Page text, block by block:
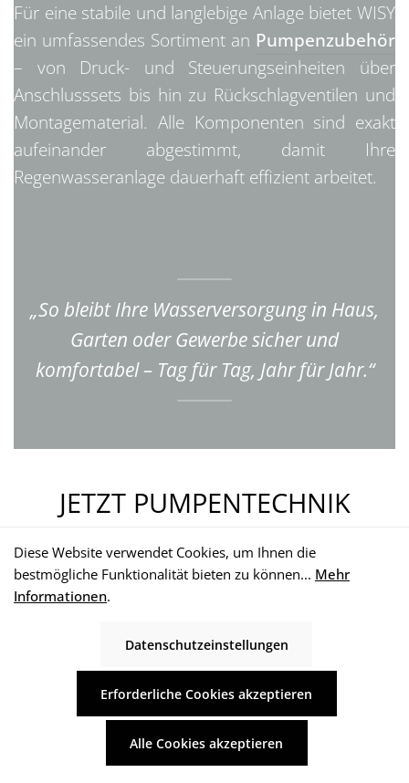
Für eine stabile und langlebige Anlage bietet WISY
ein umfassendes Sortiment an Pumpenzubehör
– von Druck- und Steuerungseinheiten über
Anschlusssets bis hin zu Rückschlagventilen und
Montagematerial. Alle Komponenten sind exakt
aufeinander abgestimmt, damit Ihre
Regenwasseranlage dauerhaft effizient arbeitet.
„So bleibt Ihre Wasserversorgung in Haus,
Garten oder Gewerbe sicher und
komfortabel – Tag für Tag, Jahr für Jahr.“
JETZT PUMPENTECHNIK
Entdecken Sie die vielseitige Welt der
Gartenlösungen bis hin zu leistungsstarken
Systemen für Haus und Gewerbe. Alle
Komponenten sindoptimal aufeinander
abgestimmt, um Regenwasser effizient zu
nutzen und eine zuverlässige Wasserversorgung
Diese Website verwendet Cookies, um Ihnen die
bestmögliche Funktionalität bieten zu können... Mehr
Informationen.
Datenschutzeinstellungen
Erforderliche Cookies akzeptieren
Alle Cookies akzeptieren